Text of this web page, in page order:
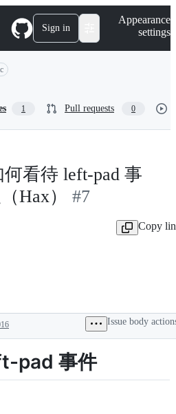
Sign in
Appearance
settings
1 Pull requests 0
看待 left-pad 事
Hax）
#7
Copy
Issue body
pad 事件